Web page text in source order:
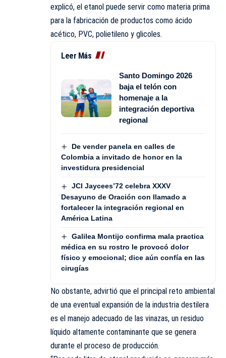
explicó, el etanol puede servir como materia prima
para la fabricación de productos como ácido
acético, PVC, polietileno y glicoles.
Leer Más
Santo Domingo 2026
baja el telón con
homenaje a la
integración deportiva
regional
De vender panela en calles de
Colombia a invitado de honor en la
investidura presidencial
JCI Jaycees’72 celebra XXXV
Desayuno de Oración con llamado a
fortalecer la integración regional en
América Latina
Galilea Montijo confirma mala practica
médica en su rostro le provocó dolor
físico y emocional; dice aún confía en las
cirugías
No obstante, advirtió que el principal reto ambiental
de una eventual expansión de la industria destilera
es el manejo adecuado de las vinazas, un residuo
líquido altamente contaminante que se genera
durante el proceso de producción.